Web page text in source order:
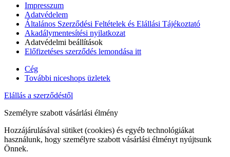
Impresszum
Adatvédelem
Általános Szerződési Feltételek és Elállási Tájékoztató
Akadálymentesítési nyilatkozat
Adatvédelmi beállítások
Előfizetéses szerződés lemondása itt
Cég
További niceshops üzletek
Elállás a szerződéstől
Személyre szabott vásárlási élmény
Hozzájárulásával sütiket (cookies) és egyéb technológiákat
használunk, hogy személyre szabott vásárlási élményt nyújtsunk
Önnek.